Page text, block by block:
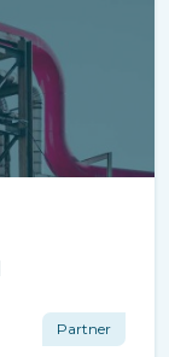
Partner